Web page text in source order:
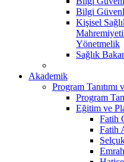
Bilgi
Kişisel
Yönetmelik
Sağlık
Akademik
Program Tanıtımı
Program
Eğitim ve
Fatih
Fatih